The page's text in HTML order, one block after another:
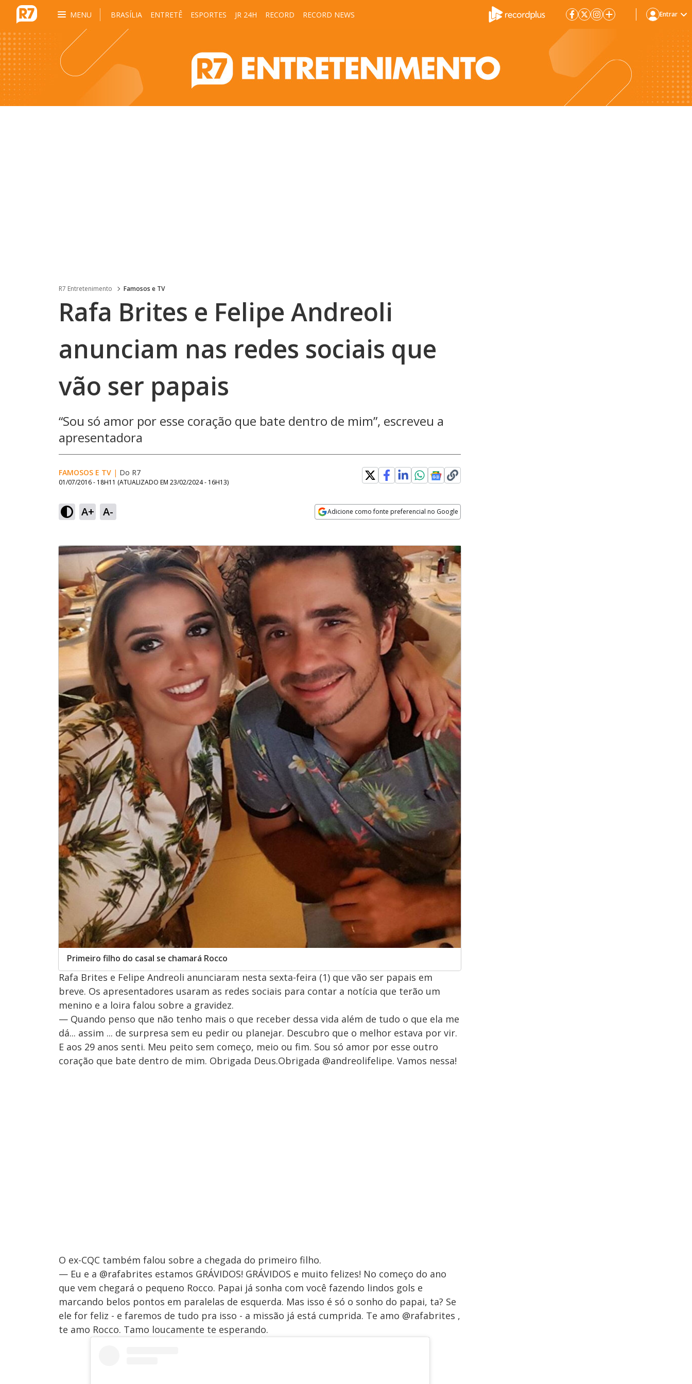
MENU BRASÍLIA ENTRETÊ ESPORTES JR 24H RECORD RECORD NEWS Entrar
R7 Entretenimento Famosos e TV
Rafa Brites e Felipe Andreoli
anunciam nas redes sociais que
vão ser papais
“Sou só amor por esse coração que bate dentro de mim”, escreveu a
apresentadora
FAMOSOS E TV | Do R7
01/07/2016 - 18H11 (ATUALIZADO EM 23/02/2024 - 16H13)
A+ A- Adicione como fonte preferencial no Google
Primeiro filho do casal se chamará Rocco
Rafa Brites e Felipe Andreoli anunciaram nesta sexta-feira (1) que vão ser papais em
breve. Os apresentadores usaram as redes sociais para contar a notícia que terão um
menino e a loira falou sobre a gravidez.
— Quando penso que não tenho mais o que receber dessa vida além de tudo o que ela me
dá... assim ... de surpresa sem eu pedir ou planejar. Descubro que o melhor estava por vir.
E aos 29 anos senti. Meu peito sem começo, meio ou fim. Sou só amor por esse outro
coração que bate dentro de mim. Obrigada Deus.Obrigada @andreolifelipe. Vamos nessa!
O ex-CQC também falou sobre a chegada do primeiro filho.
— Eu e a @rafabrites estamos GRÁVIDOS! GRÁVIDOS e muito felizes! No começo do ano
que vem chegará o pequeno Rocco. Papai já sonha com você fazendo lindos gols e
marcando belos pontos em paralelas de esquerda. Mas isso é só o sonho do papai, ta? Se
ele for feliz - e faremos de tudo pra isso - a missão já está cumprida. Te amo @rafabrites ,
te amo Rocco. Tamo loucamente te esperando.